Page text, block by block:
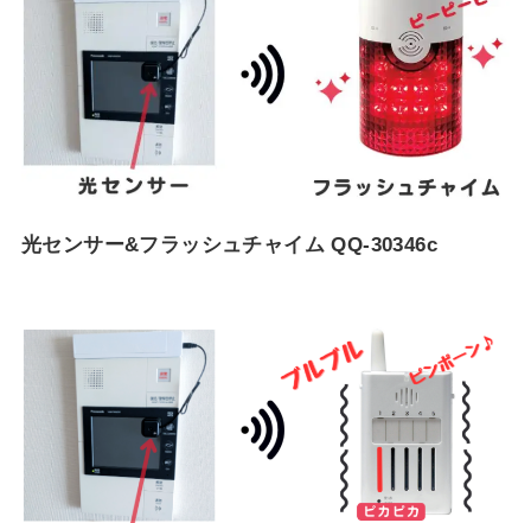
光センサー&フラッシュチャイム QQ-30346c